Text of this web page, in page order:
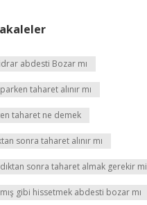
abdesti Bozar mı
taharet alınır mı
taharet ne demek
sonra taharet alınır mı
sonra taharet almak gerekir mi
gibi hissetmek abdesti bozar mı